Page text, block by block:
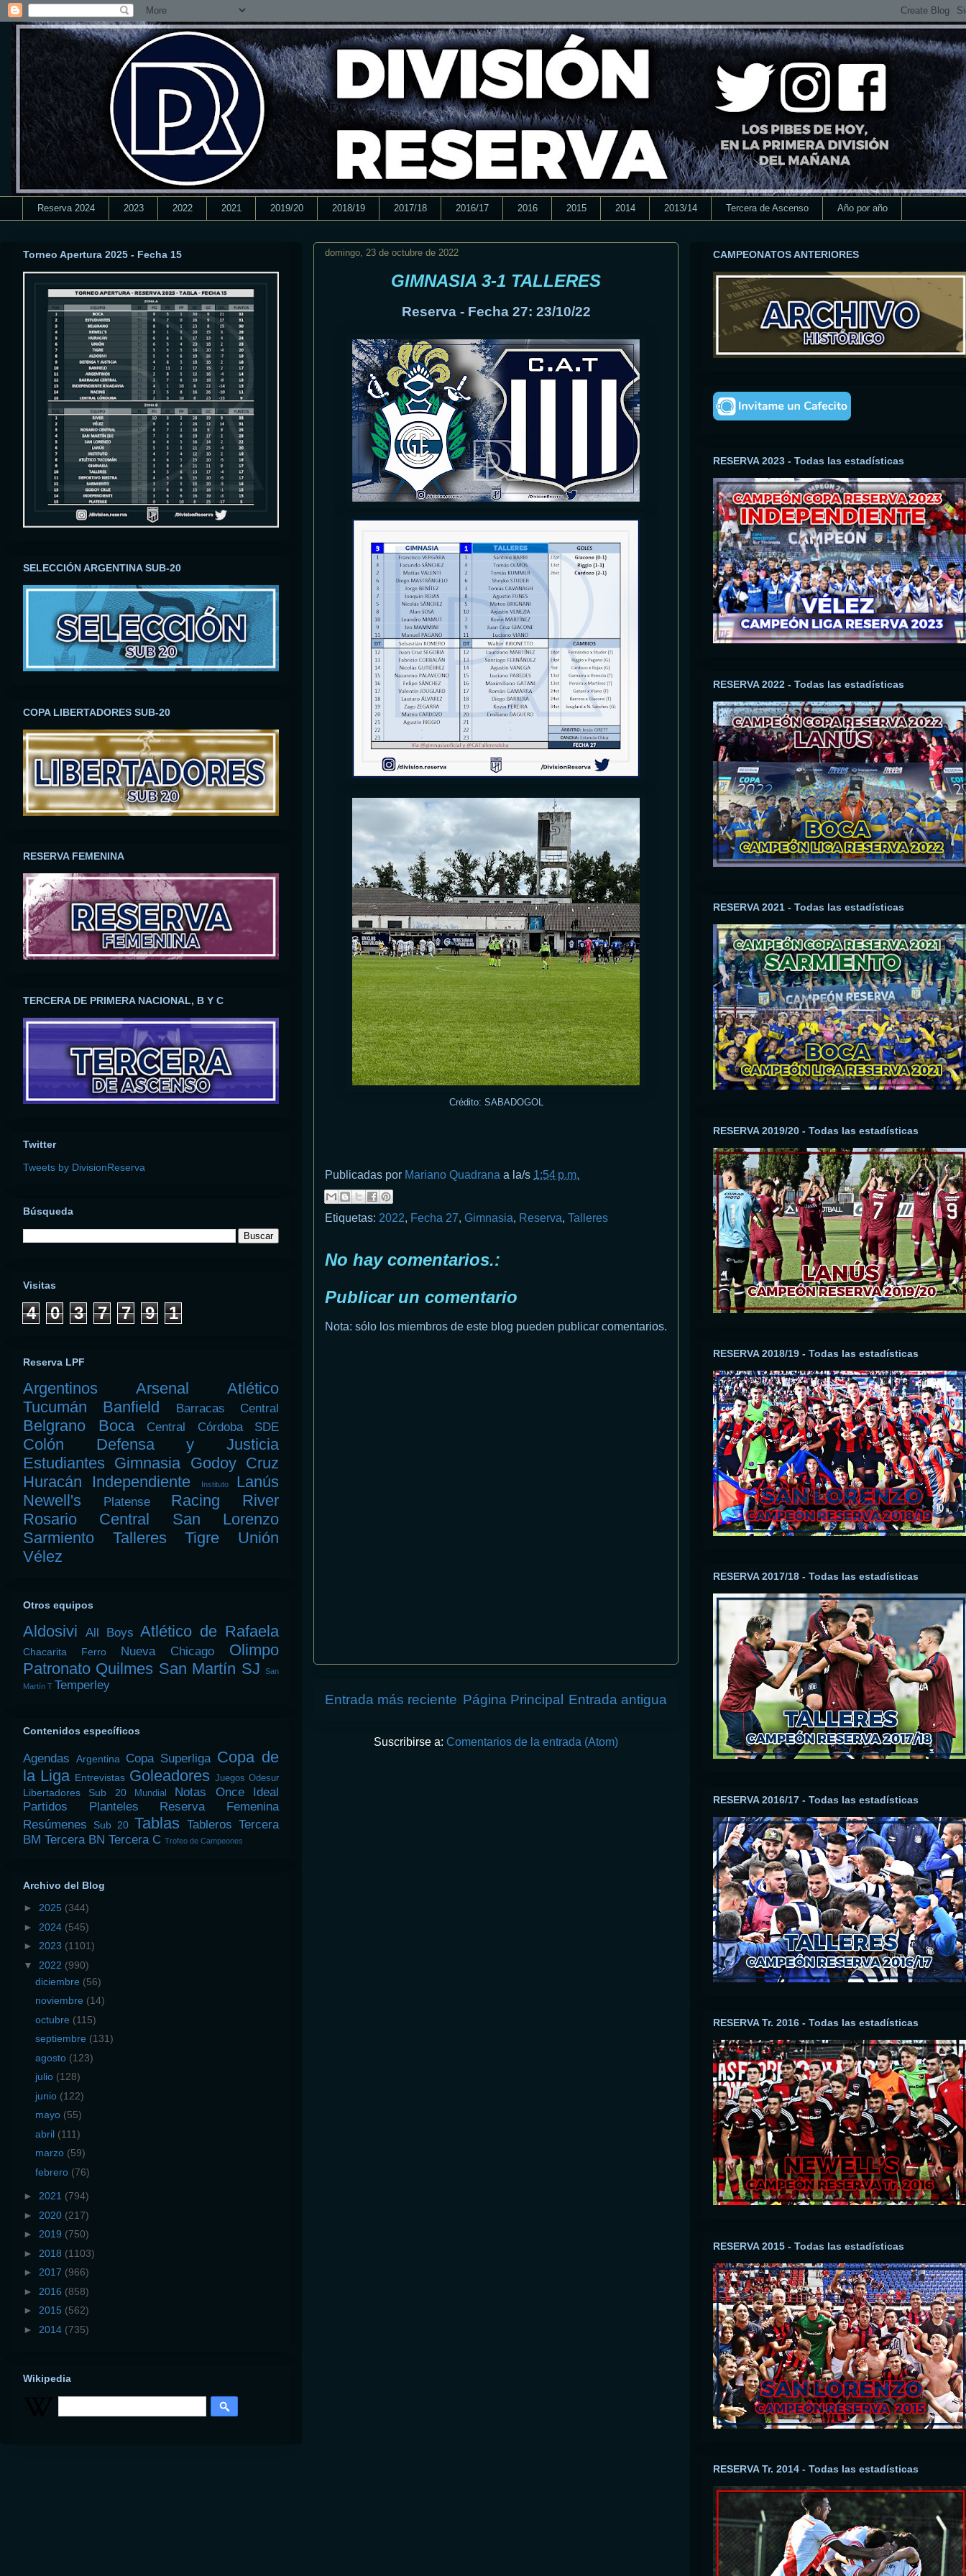
Reserva 2024 2023 2022 2021 2019/20 2018/19 2017/18 2016/17 2016 2015 2014 2013/14 Tercera de Ascenso Año por año
domingo, 23 de octubre de 2022
GIMNASIA 3-1 TALLERES
Reserva - Fecha 27: 23/10/22
Crédito: SABADOGOL
Publicadas por Mariano Quadrana a la/s 1:54 p.m.
Etiquetas: 2022, Fecha 27, Gimnasia, Reserva, Talleres
No hay comentarios.:
Publicar un comentario
Nota: sólo los miembros de este blog pueden publicar comentarios.
Entrada más reciente Entrada antigua
Página Principal
Suscribirse a: Comentarios de la entrada (Atom)
Torneo Apertura 2025 - Fecha 15
SELECCIÓN ARGENTINA SUB-20
COPA LIBERTADORES SUB-20
RESERVA FEMENINA
TERCERA DE PRIMERA NACIONAL, B Y C
Twitter
Tweets by DivisionReserva
Búsqueda
Visitas
4 0 3 7 7 9 1
Reserva LPF
Argentinos Arsenal
Atlético
Tucumán
Banfield Barracas Central
Belgrano Boca Central Córdoba SDE
Colón
Defensa y Justicia
Estudiantes Gimnasia Godoy Cruz
Huracán
Independiente Instituto
Lanús
Newell's
Platense Racing
River
Rosario Central
San Lorenzo
Sarmiento
Talleres Tigre
Unión
Vélez
Otros equipos
Aldosivi All Boys Atlético de Rafaela
Chacarita Ferro Nueva Chicago
Olimpo
Patronato Quilmes San Martín SJ
San
Martín T Temperley
Contenidos específicos
Agendas Argentina Copa Superliga Copa de
la Liga Entrevistas Goleadores Juegos Odesur
Libertadores Sub 20 Mundial Notas
Once Ideal
Partidos
Planteles
Reserva Femenina
Resúmenes
Sub 20 Tablas Tableros Tercera
BM Tercera BN Tercera C Trofeo de Campeones
Archivo del Blog
► 2025 (344)
► 2024 (545)
► 2023 (1101)
▼ 2022 (990)
diciembre (56)
noviembre (14)
octubre (115)
septiembre (131)
agosto (123)
julio (128)
junio (122)
mayo (55)
abril (111)
marzo (59)
febrero (76)
► 2021 (794)
► 2020 (217)
► 2019 (750)
► 2018 (1103)
► 2017 (966)
► 2016 (858)
► 2015 (562)
► 2014 (735)
Wikipedia
CAMPEONATOS ANTERIORES
RESERVA 2023 - Todas las estadísticas
RESERVA 2022 - Todas las estadísticas
RESERVA 2021 - Todas las estadísticas
RESERVA 2019/20 - Todas las estadísticas
RESERVA 2018/19 - Todas las estadísticas
RESERVA 2017/18 - Todas las estadísticas
RESERVA 2016/17 - Todas las estadísticas
RESERVA Tr. 2016 - Todas las estadísticas
RESERVA 2015 - Todas las estadísticas
RESERVA Tr. 2014 - Todas las estadísticas